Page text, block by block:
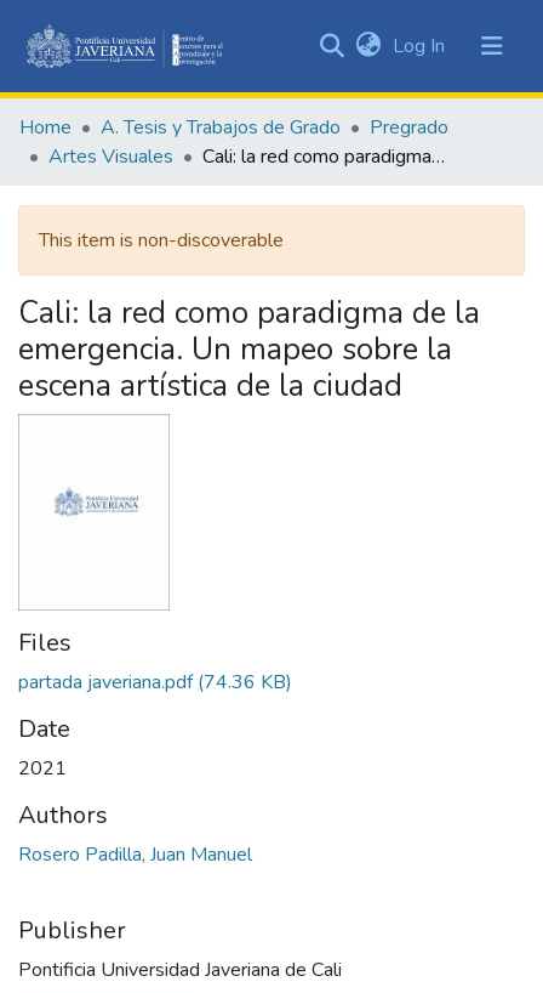
&
Collections
Statistics
Log In (current)
Home A. Tesis y Trabajos de Grado
Pregrado
Artes Visuales
Cali: la red como paradigma de la emergencia. Un mapeo sobre la escena artística de la ciudad
This item is non-discoverable
Cali: la red como paradigma de la
emergencia. Un mapeo sobre la
escena artística de la ciudad
Files
partada javeriana.pdf(74.36 KB)
Date
2021
Authors
Rosero Padilla, Juan Manuel
Publisher
Pontificia Universidad Javeriana de Cali